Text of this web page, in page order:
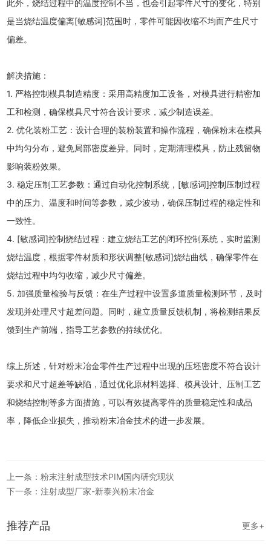
此外，烧结过程中的温度控制不当，也会引起零件尺寸的变化，特别
是当烧结温度偏离[敏感词]范围时，零件可能因收缩不均而产生尺寸
偏差。
解决措施：
1. 严格控制模具制造精度：采用高精度加工设备，对模具进行精密加
工和检测，确保模具尺寸符合设计要求，减少制造误差。
2. 优化装粉工艺：设计合理的装粉装置和操作流程，确保粉末在模具
中均匀分布，避免局部密度差异。同时，定期清理模具，防止残留物
影响装粉效果。
3. 稳定压制工艺参数：通过自动化控制系统，[敏感词]控制压制过程
中的压力、温度和时间等参数，减少波动，确保压制过程的稳定性和
一致性。
4. [敏感词]控制烧结过程：建立烧结工艺的闭环控制系统，实时监测
烧结温度，根据零件材质和形状调整[敏感词]烧结曲线，确保零件在
烧结过程中均匀收缩，减少尺寸偏差。
5. 加强质量检验与反馈：在生产过程中设置多道质量检测环节，及时
发现并处理尺寸超差问题。同时，建立质量反馈机制，将检测结果反
馈到生产前端，指导工艺参数的持续优化。
综上所述，针对粉末冶金零件生产过程中出现的压坯密度不符合设计
要求和尺寸超差等缺陷，通过优化原材料选择、模具设计、压制工艺
和烧结控制等多方面措施，可以有效提高零件的质量稳定性和成品
率，降低企业损失，推动粉末冶金技术的进一步发展。
上一条：粉末注射成型技术PIM国内研究现状
下一条：注射成型厂家-新泰兴粉末冶金
推荐产品 更多+